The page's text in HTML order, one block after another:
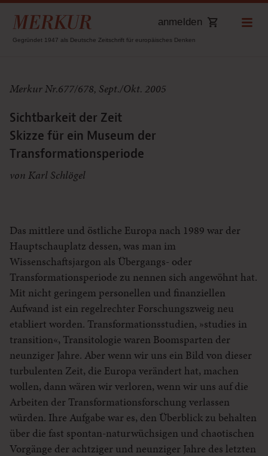
Gegründet 1947 als Deutsche Zeitschrift für europäisches Denken
anmelden
Merkur Nr.677/678, Sept./Okt. 2005
Sichtbarkeit der Zeit
Skizze für ein Museum der
Transformationsperiode
von Karl Schlögel
Das mittlere und östliche Europa nach 1989 war der
Hauptschauplatz dessen, was man im
Wissenschaftsjargon als Übergangs- oder
Transformationsperiode zu nennen sich angewöhnt hat.
Mit nicht geringem personellen und finanziellen
Aufwand ist ein regelrechter Forschungszweig neu
etabliert worden. Transformationsstudien, »studies in
transition«, Transitologie waren Boomsparten der
neunziger Jahre. Aber wenn wir uns ein Bild von dieser
turbulenten Zeit, die Europa verändert hat, machen
wollen, dann wären wir verloren, wenn wir uns auf die
Arbeiten der Transformationsforschung verlassen
würden. Ihre Aufgabe war es, den Überblick zu behalten
über die fast spontan-naturwüchsigen und chaotischen
Vorgänge der achtziger und neunziger Jahre des letzten